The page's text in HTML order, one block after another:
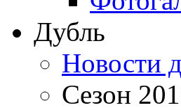
Дубль
Новости
Сезон